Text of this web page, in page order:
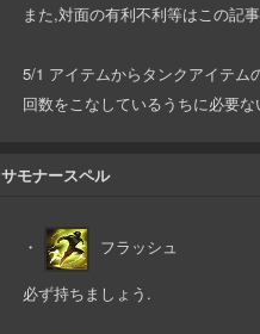
また,対面の有利不利等はこの記
5/1 アイテムからタンクアイテム
回数をこなしているうちに必要
サモナースペル
・ フラッシュ
必ず持ちましょう.